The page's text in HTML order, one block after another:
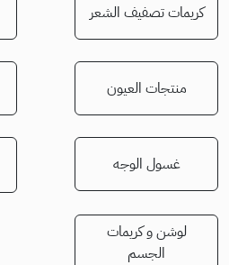
كريمات تصفيف الشعر
منتجات العيون
غسول الوجه
لوشن و كريمات
الجسم